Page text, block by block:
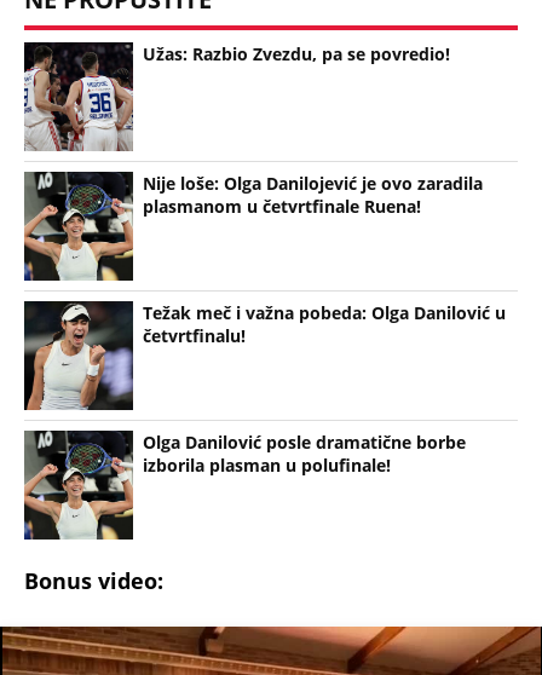
Užas: Razbio Zvezdu, pa se povredio!
Nije loše: Olga Danilojević je ovo zaradila
plasmanom u četvrtfinale Ruena!
Težak meč i važna pobeda: Olga Danilović u
četvrtfinalu!
Olga Danilović posle dramatične borbe
izborila plasman u polufinale!
Bonus video: